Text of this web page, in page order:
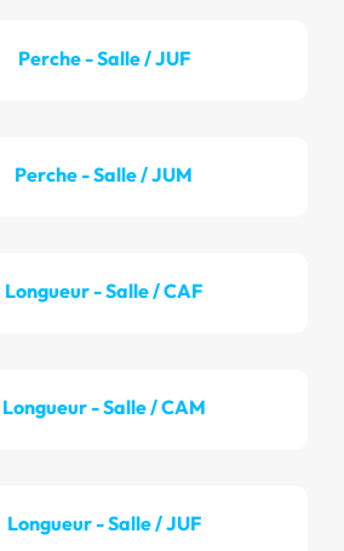
Perche - Salle / JUF
Perche - Salle / JUM
Longueur - Salle / CAF
Longueur - Salle / CAM
Longueur - Salle / JUF